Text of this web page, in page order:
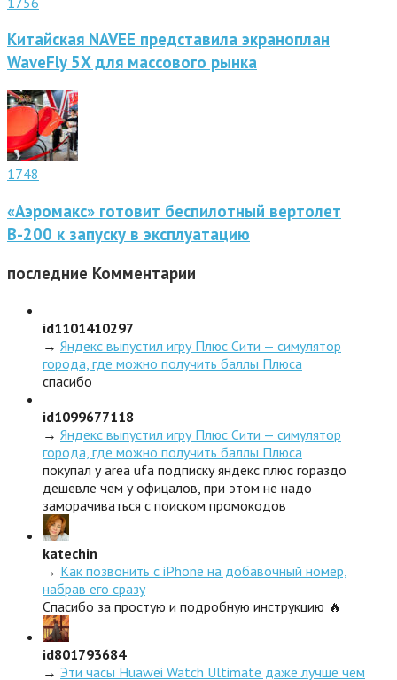
Китайская NAVEE представила экраноплан
WaveFly 5X для массового рынка
1748
«Аэромакс» готовит беспилотный вертолет
В-200 к запуску в эксплуатацию
последние Комментарии
id1101410297
→ Яндекс выпустил игру Плюс Сити — симулятор
города, где можно получить баллы Плюса
спасибо
id1099677118
→ Яндекс выпустил игру Плюс Сити — симулятор
города, где можно получить баллы Плюса
покупал у area ufa подписку яндекс плюс гораздо
дешевле чем у офицалов, при этом не надо
заморачиваться с поиском промокодов
katechin
→ Как позвонить с iPhone на добавочный номер,
набрав его сразу
Спасибо за простую и подробную инструкцию 🔥
id801793684
→ Эти часы Huawei Watch Ultimate даже лучше чем